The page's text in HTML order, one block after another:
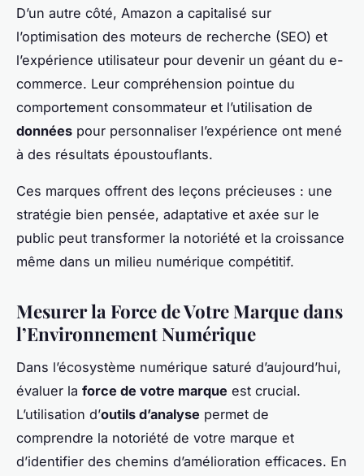
D’un autre côté, Amazon a capitalisé sur
l’optimisation des moteurs de recherche (SEO) et
l’expérience utilisateur pour devenir un géant du e-
commerce. Leur compréhension pointue du
comportement consommateur et l’utilisation de
données pour personnaliser l’expérience ont mené
à des résultats époustouflants.
Ces marques offrent des leçons précieuses : une
stratégie bien pensée, adaptative et axée sur le
public peut transformer la notoriété et la croissance
même dans un milieu numérique compétitif.
Mesurer la Force de Votre Marque dans
l’Environnement Numérique
Dans l’écosystème numérique saturé d’aujourd’hui,
évaluer la force de votre marque est crucial.
L’utilisation d’outils d’analyse permet de
comprendre la notoriété de votre marque et
d’identifier des chemins d’amélioration efficaces. En